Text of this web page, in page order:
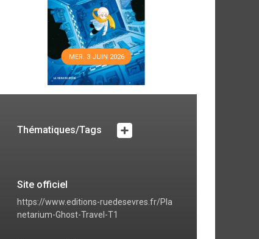
MER. 3 JUIN 2026
Thématiques/Tags
Site officiel
https://www.editions-ruedesevres.fr/Pla
netarium-Ghost-Travel-T1